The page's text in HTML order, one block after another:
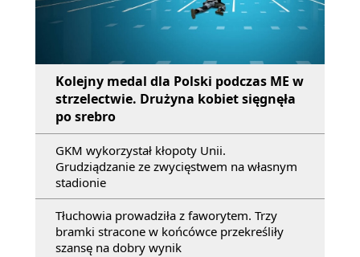
Kolejny medal dla Polski podczas ME w
strzelectwie. Drużyna kobiet sięgnęła
po srebro
GKM wykorzystał kłopoty Unii.
Grudziądzanie ze zwycięstwem na własnym
stadionie
Tłuchowia prowadziła z faworytem. Trzy
bramki stracone w końcówce przekreśliły
szansę na dobry wynik